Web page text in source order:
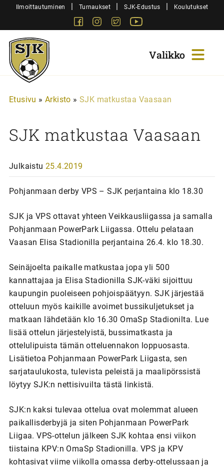
SiirryIlmoittautuminen | Turnaukset | SJK-Edustus | Koulutukset
FacebookInstagram
Twitter
Sjk-
Juniorit
Etusivu » Arkisto » SJK matkustaa Vaasaan
SJK matkustaa Vaasaan
Julkaistu 25.4.2019
Pohjanmaan derby VPS – SJK perjantaina klo 18.30
SJK ja VPS ottavat yhteen Veikkausliigassa ja samalla
Pohjanmaan PowerPark Liigassa. Ottelu pelataan
Vaasan Elisa Stadionilla perjantaina 26.4. klo 18.30.
Seinäjoelta paikalle matkustaa jopa yli 500
kannattajaa ja Elisa Stadionilla SJK-väki sijoittuu
kaupungin puoleiseen pohjoispäätyyn. SJK järjestää
otteluun myös kaikille avoimet bussikuljetukset ja
matkaan lähdetään klo 16.30 OmaSp Stadionilta. Lue
lisää ottelun järjestelyistä, bussimatkasta ja
ottelulipuista tämän otteluennakon loppuosasta.
Lisätietoa Pohjanmaan PowerPark Liigasta, sen
sarjataulukosta, tulevista peleistä ja maalipörssistä
löytyy SJK:n nettisivuilta tästä linkistä.
SJK:n kaksi tulevaa ottelua ovat molemmat alueen
paikallisderbyjä ja siten Pohjanmaan PowerPark
Liigaa. VPS-ottelun jälkeen SJK kohtaa ensi viikon
tiistaina KPV:n OmaSp Stadionilla. VPS ja KPV
kohtasivat viime viikolla omassa derby-ottelussaan ja